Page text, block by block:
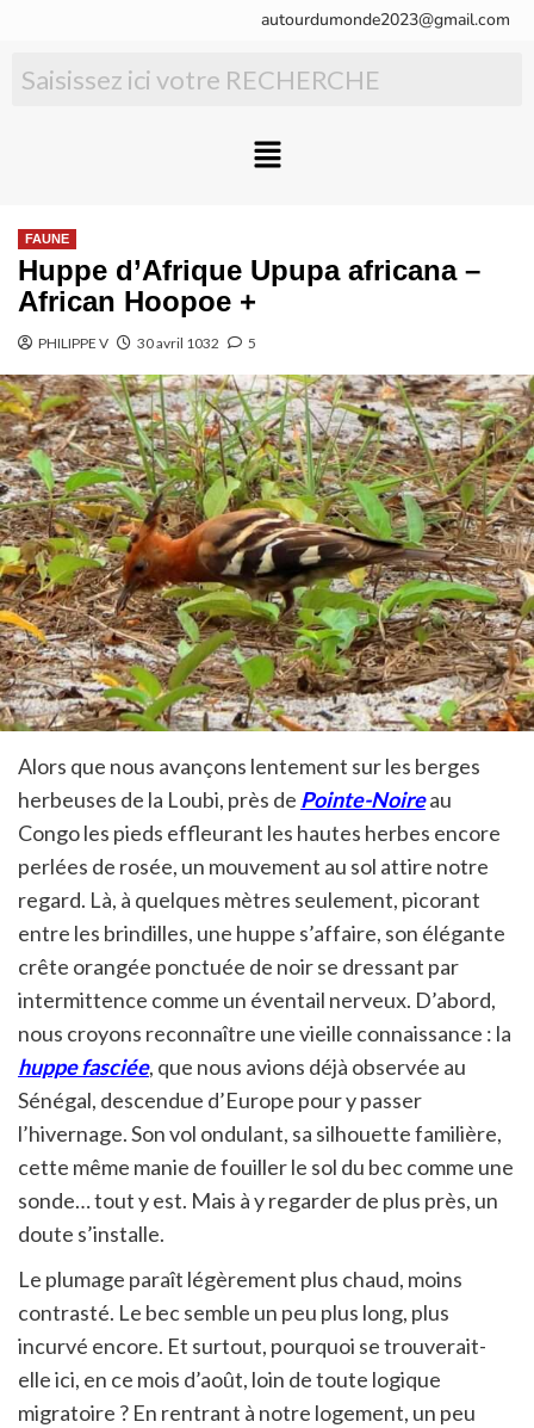
autourdumonde2023@gmail.com
FAUNE
Huppe d’Afrique Upupa africana –
African Hoopoe +
PHILIPPE V 30 avril 1032 5
Alors que nous avançons lentement sur les berges
herbeuses de la Loubi, près de Pointe-Noireau
Congo les pieds effleurant les hautes herbes encore
perlées de rosée, un mouvement au sol attire notre
regard. Là, à quelques mètres seulement, picorant
entre les brindilles, une huppe s’affaire, son élégante
crête orangée ponctuée de noir se dressant par
intermittence comme un éventail nerveux. D’abord,
nous croyons reconnaître une vieille connaissance : la
huppe fasciée, que nous avions déjà observée au
Sénégal, descendue d’Europe pour y passer
l’hivernage. Son vol ondulant, sa silhouette familière,
cette même manie de fouiller le sol du bec comme une
sonde… tout y est. Mais à y regarder de plus près, un
doute s’installe.
Le plumage paraît légèrement plus chaud, moins
contrasté. Le bec semble un peu plus long, plus
incurvé encore. Et surtout, pourquoi se trouverait-
elle ici, en ce mois d’août, loin de toute logique
migratoire ? En rentrant à notre logement, un peu